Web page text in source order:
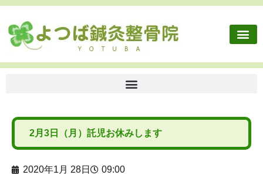
2月3日（月）託児お休みします
2020年1月 28日 09:00